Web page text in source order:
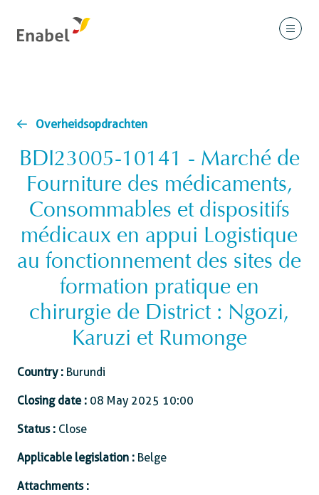
Overheidsopdrachten
BDI23005-10141 - Marché de
Fourniture des médicaments,
Consommables et dispositifs
médicaux en appui Logistique
au fonctionnement des sites de
formation pratique en
chirurgie de District : Ngozi,
Karuzi et Rumonge
Country : Burundi
Closing date : 08 May 2025 10:00
Status : Close
Applicable legislation : Belge
Attachments :